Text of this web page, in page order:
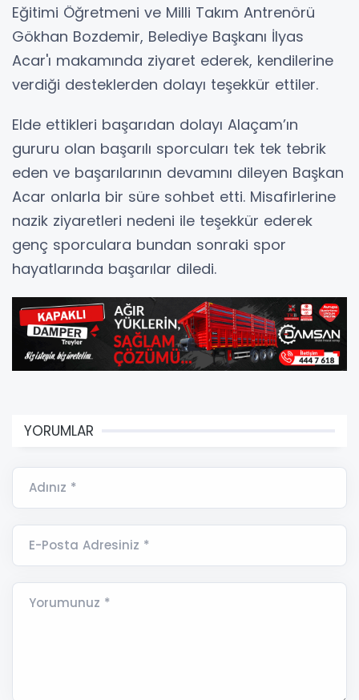
Eğitimi Öğretmeni ve Milli Takım Antrenörü
Gökhan Bozdemir, Belediye Başkanı İlyas
Acar'ı makamında ziyaret ederek, kendilerine
verdiği desteklerden dolayı teşekkür ettiler.
Elde ettikleri başarıdan dolayı Alaçam’ın
gururu olan başarılı sporcuları tek tek tebrik
eden ve başarılarının devamını dileyen Başkan
Acar onlarla bir süre sohbet etti. Misafirlerine
nazik ziyaretleri nedeni ile teşekkür ederek
genç sporculara bundan sonraki spor
hayatlarında başarılar diledi.
YORUMLAR
Adınız *
E-Posta Adresiniz *
Yorumunuz *